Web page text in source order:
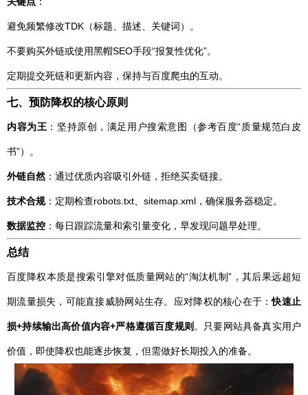
避免频繁修改TDK（标题、描述、关键词）。
不要购买外链或使用黑帽SEO手段“报复性优化”。
定期提交死链和更新内容，保持与百度爬虫的互动。
七、预防降权的核心原则
内容为王 ：坚持原创，满足用户搜索意图（参考百度“质量规范白皮
书”）。
外链自然 ：通过优质内容吸引外链，拒绝买卖链接。
技术合规：定期检查robots.txt、sitemap.xml，确保服务器稳定。
数据监控 ：每日跟踪流量和索引量变化，早发现问题早处理。
总结
百度降权本质是搜索引擎对低质量网站的“淘汰机制”，其后果远超短
期流量损失，可能直接威胁网站生存。应对降权的核心在于：快速止
损+持续输出高价值内容+严格遵循百度规则 。只要网站具备真实用户
价值，即使降权也能逐步恢复，但需做好长期投入的准备。